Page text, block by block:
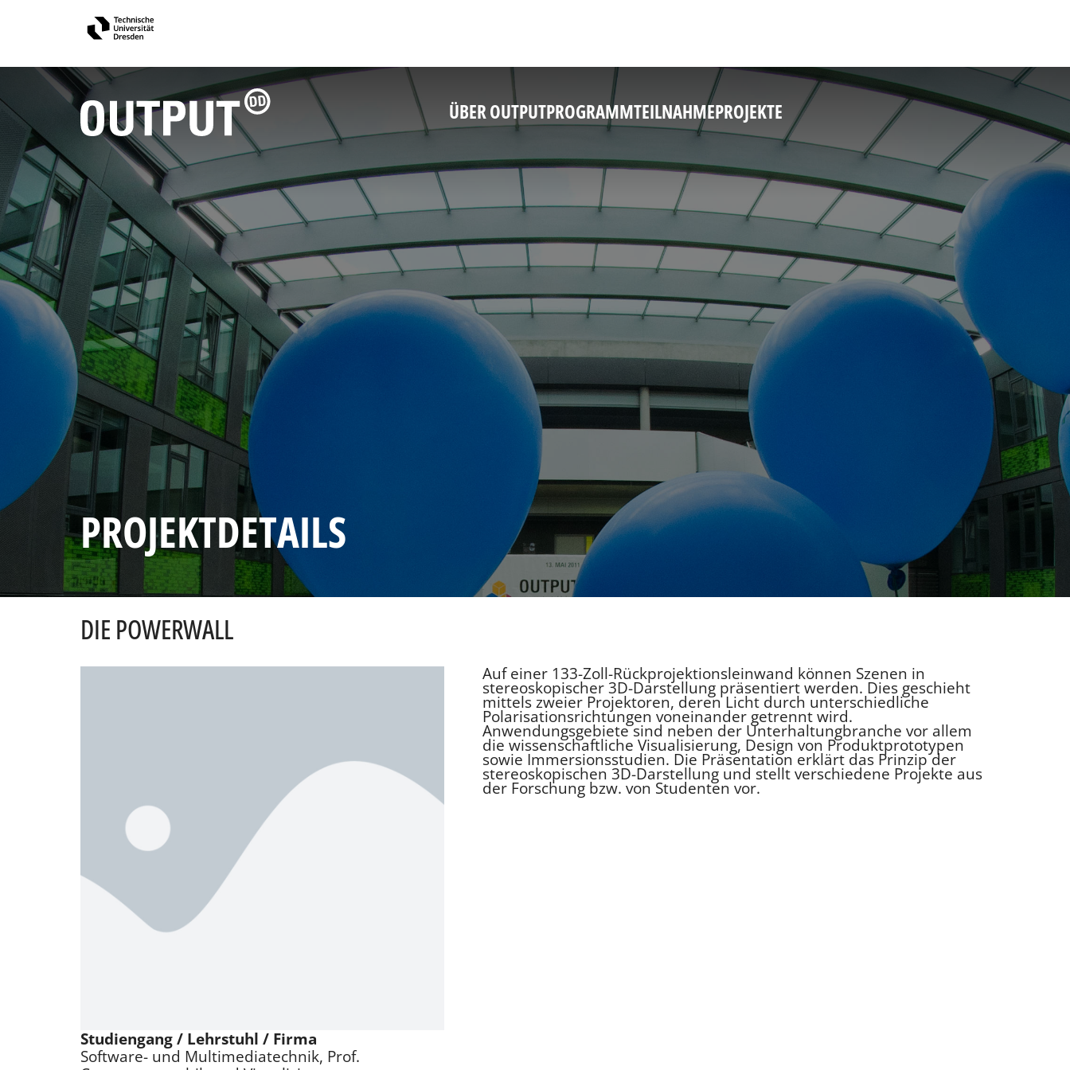
ÜBER OUTPUTPROGRAMMTEILNAHMEPROJEKTE
PROJEKTDETAILS
DIE POWERWALL
Studiengang / Lehrstuhl / Firma
Software- und Multimediatechnik, Prof.
Auf einer 133-Zoll-Rückprojektionsleinwand können Szenen in
stereoskopischer 3D-Darstellung präsentiert werden. Dies geschieht
mittels zweier Projektoren, deren Licht durch unterschiedliche
Polarisationsrichtungen voneinander getrennt wird.
Anwendungsgebiete sind neben der Unterhaltungbranche vor allem
die wissenschaftliche Visualisierung, Design von Produktprototypen
sowie Immersionsstudien. Die Präsentation erklärt das Prinzip der
stereoskopischen 3D-Darstellung und stellt verschiedene Projekte aus
der Forschung bzw. von Studenten vor.